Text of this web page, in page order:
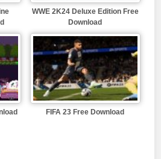
WWE 2K24 Deluxe Edition Free
Download
FIFA 23 Free Download